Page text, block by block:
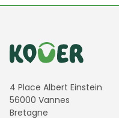
Informations de contact
4 Place Albert Einstein
56000 Vannes
Bretagne